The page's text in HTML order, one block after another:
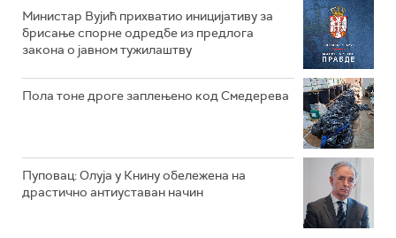
Министар Вујић прихватио иницијативу за
брисање спорне одредбе из предлога
закона o јавном тужилаштву
Пола тоне дроге заплењено код Смедерева
Пуповац: Олуја у Книну обележена на
драстично антиуставан начин